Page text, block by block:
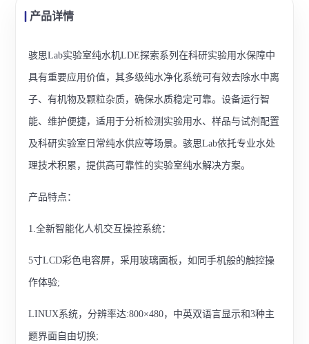
产品详情
骇思Lab实验室纯水机LDE探索系列在科研实验用水保障中
具有重要应用价值，其多级纯水净化系统可有效去除水中离
子、有机物及颗粒杂质，确保水质稳定可靠。设备运行智
能、维护便捷，适用于分析检测实验用水、样品与试剂配置
及科研实验室日常纯水供应等场景。骇思Lab依托专业水处
理技术积累，提供高可靠性的实验室纯水解决方案。
产品特点：
1.全新智能化人机交互操控系统：
5寸LCD彩色电容屏，采用玻璃面板，如同手机般的触控操
作体验;
LINUX系统，分辨率达:800×480，中英双语言显示和3种主
题界面自由切换;